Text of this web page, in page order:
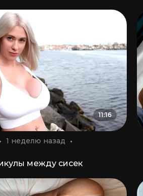
11:16
1 неделю назад
между сисек